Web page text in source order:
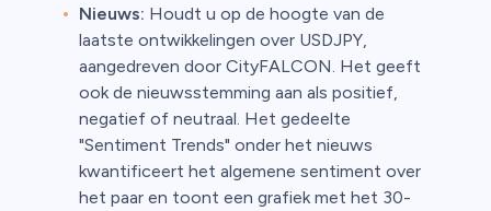
Nieuws: Houdt u op de hoogte van de
laatste ontwikkelingen over USDJPY,
aangedreven door CityFALCON. Het geeft
ook de nieuwsstemming aan als positief,
negatief of neutraal. Het gedeelte
"Sentiment Trends" onder het nieuws
kwantificeert het algemene sentiment over
het paar en toont een grafiek met het 30-